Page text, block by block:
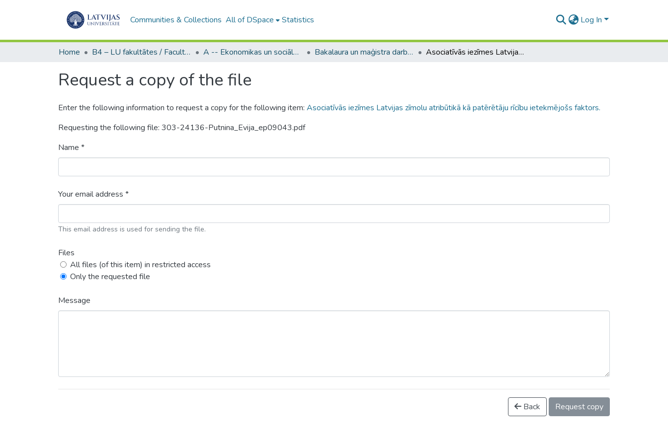
Communities & Collections All of DSpace Statistics Log In
Home B4 – LU fakultātes / Faculties of the UL A -- Ekonomikas un sociālo zinātņu fakultāte / Faculty of Economics and Social Sciences Bakalaura un maģistra darbi (ESZF) / Bachelor's and Master's theses Asociatīvās iezīmes Latvijas zīmolu atribūtikā kā patērētāju rīcību ietekmējošs faktors.
Request a copy of the file
Enter the following information to request a copy for the following item: Asociatīvās iezīmes Latvijas zīmolu atribūtikā kā patērētāju rīcību ietekmējošs faktors.
Requesting the following file: 303-24136-Putnina_Evija_ep09043.pdf
Name *
Your email address *
This email address is used for sending the file.
Files
All files (of this item) in restricted access
Only the requested file
Message
Back Request copy